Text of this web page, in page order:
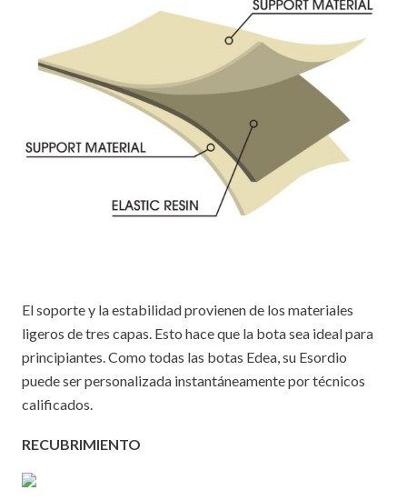
El soporte y la estabilidad provienen de los materiales
ligeros de tres capas. Esto hace que la bota sea ideal para
principiantes. Como todas las botas Edea, su Esordio
puede ser personalizada instantáneamente por técnicos
calificados.
RECUBRIMIENTO